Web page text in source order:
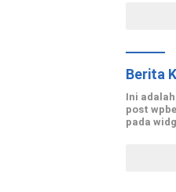
Berita
Ini
post
pada